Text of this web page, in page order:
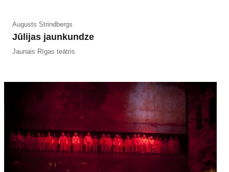
Augusts Strindbergs
Jūlijas jaunkundze
Jaunais Rīgas teātris